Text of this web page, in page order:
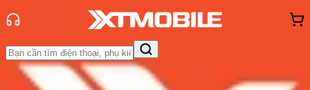
Trang chủ